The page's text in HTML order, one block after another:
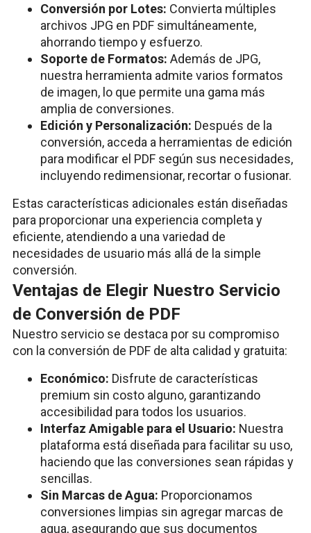
Conversión por Lotes: Convierta múltiples
archivos JPG en PDF simultáneamente,
ahorrando tiempo y esfuerzo.
Soporte de Formatos: Además de JPG,
nuestra herramienta admite varios formatos
de imagen, lo que permite una gama más
amplia de conversiones.
Edición y Personalización: Después de la
conversión, acceda a herramientas de edición
para modificar el PDF según sus necesidades,
incluyendo redimensionar, recortar o fusionar.
Estas características adicionales están diseñadas
para proporcionar una experiencia completa y
eficiente, atendiendo a una variedad de
necesidades de usuario más allá de la simple
conversión.
Ventajas de Elegir Nuestro Servicio
de Conversión de PDF
Nuestro servicio se destaca por su compromiso
con la conversión de PDF de alta calidad y gratuita:
Económico: Disfrute de características
premium sin costo alguno, garantizando
accesibilidad para todos los usuarios.
Interfaz Amigable para el Usuario: Nuestra
plataforma está diseñada para facilitar su uso,
haciendo que las conversiones sean rápidas y
sencillas.
Sin Marcas de Agua: Proporcionamos
conversiones limpias sin agregar marcas de
agua, asegurando que sus documentos